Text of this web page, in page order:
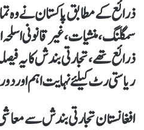
ذرائع کے مطابق پاکستان نے وہ
سمگلنگ، منشیات، غیر قانونی
ذرائع تھے، تجارتی بندش کا یہ
ریاستی رٹ کیلئےنہایت اہم اور
افغانستان تجارتی بندش سے